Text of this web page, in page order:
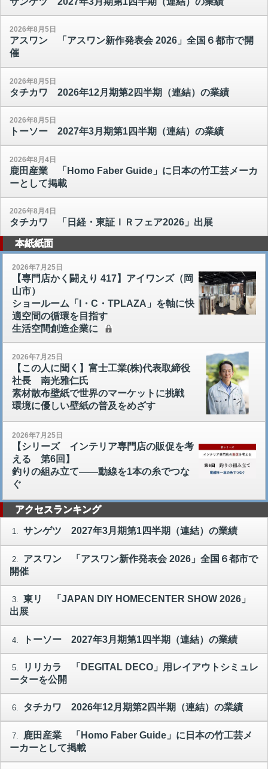
2026年8月5日
アスワン 「アスワン新作発表会 2026」全国６都市で開
催
2026年8月5日
タチカワ 2026年12月期第2四半期（連結）の業績
2026年8月5日
トーソー 2027年3月期第1四半期（連結）の業績
2026年8月4日
鹿田産業 「Homo Faber Guide」に日本の竹工芸メーカ
ーとして掲載
2026年8月4日
タチカワ 「日経・東証ＩＲフェア2026」出展
本紙紙面
2026年7月25日
【専門店かく闘えり 417】アイワンズ（岡
山市）
ショールーム「I・C・TPLAZA」を軸に快
適空間の循環を目指す
生活空間創造企業に
2026年7月25日
【この人に聞く】富士工業(株)代表取締役
社長 南光雅仁氏
素材散布壁紙で世界のマーケットに挑戦
環境に優しい壁紙の普及をめざす
2026年7月25日
【シリーズ インテリア専門店の販促を考
える 第6回】
釣りの組み立て――動線を1本の糸でつな
ぐ
アクセスランキング
1. サンゲツ 2027年3月期第1四半期（連結）の業績
2.
アスワン 「アスワン新作発表会 2026」全国６都市で
開催
3. 東リ 「JAPAN DIY HOMECENTER SHOW 2026」
出展
4. トーソー 2027年3月期第1四半期（連結）の業績
5.
リリカラ 「DEGITAL DECO」用レイアウトシミュレ
ーターを公開
6. タチカワ 2026年12月期第2四半期（連結）の業績
7.
鹿田産業 「Homo Faber Guide」に日本の竹工芸メ
ーカーとして掲載